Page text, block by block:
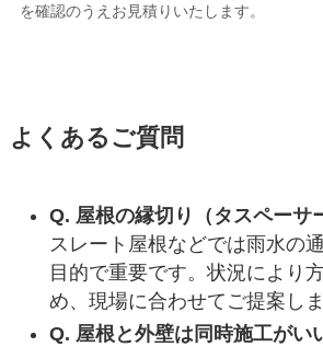
を確認のうえお見積りいたします。
よくあるご質問
Q. 屋根の縁切り（タスペーサ
スレート屋根などでは雨水の
目的で重要です。状況により
め、現場に合わせてご提案しま
Q. 屋根と外壁は同時施工がい